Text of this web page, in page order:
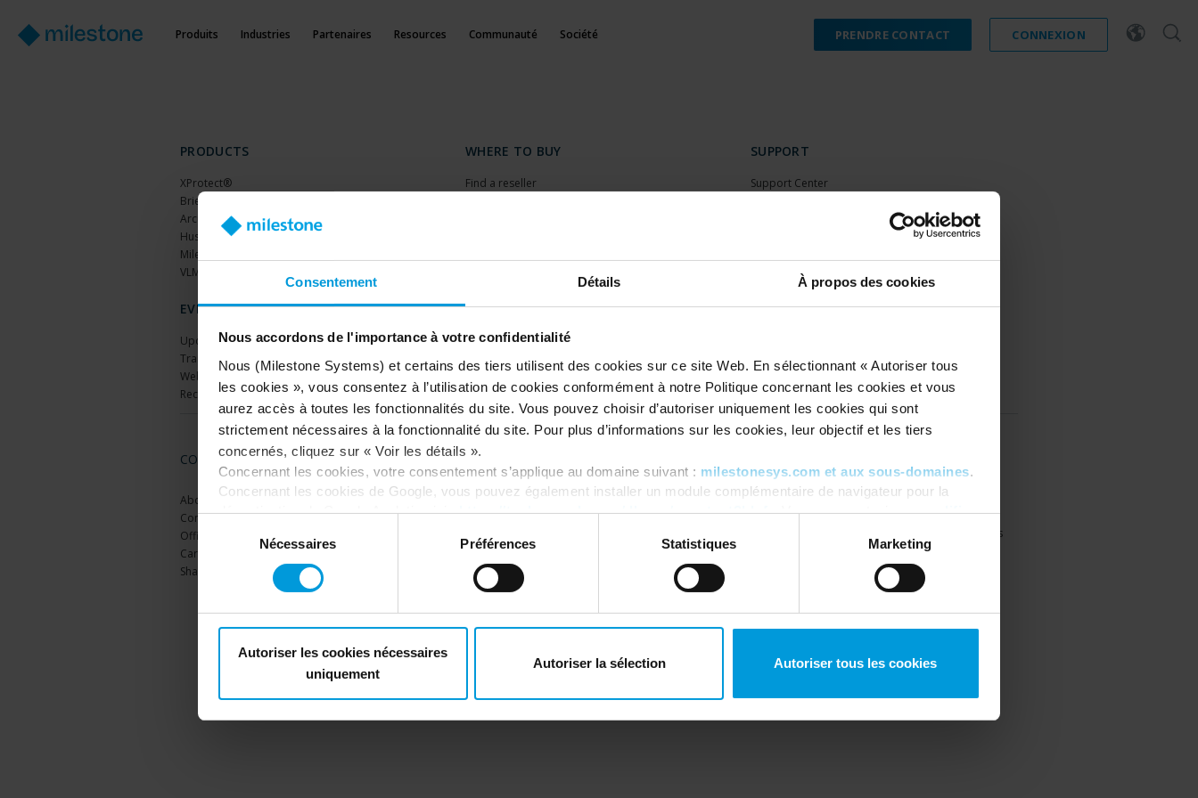
Consentement Détails À propos des cookies
Nous accordons de l'importance à votre confidentialité
Nous (Milestone Systems) et certains des tiers utilisent des cookies sur ce site Web. En sélectionnant « Autoriser tous
les cookies », vous consentez à l’utilisation de cookies conformément à notre Politique concernant les cookies et vous
aurez accès à toutes les fonctionnalités du site. Vous pouvez choisir d’autoriser uniquement les cookies qui sont
strictement nécessaires à la fonctionnalité du site. Pour plus d’informations sur les cookies, leur objectif et les tiers
concernés, cliquez sur « Voir les détails ».
Concernant les cookies, votre consentement s’applique au domaine suivant : milestonesys.com et aux sous-domaines.
Concernant les cookies de Google, vous pouvez également installer un module complémentaire de navigateur pour la
désactivation de Google Analytics ici :https://tools.google.com/dlpage/gaoptout?hl=fr. Vous pouvez toujoursmodifier
du
consentement
Nécessaires Préférences Statistiques Marketing
Autoriser les cookies nécessaires
uniquement
Autoriser la sélection Autoriser tous les cookies
Produits Industries Partenaires Resources Communauté Société PRENDRE CONTACT CONNEXION
PRODUCTS
XProtect®
BriefCam
Arcules
Husky hardware
Milestone Care™
VLM
WHERE TO BUY
Find a reseller
SUPPORT
Support Center
Download latest Device Pack
EVENTS
Upcoming events
Training Classes
Webinars
Recorded webinars
PARTNERS
Partners
COMPANY
About Us
Contact Us
Offices
Careers
Share your feedback
Terms of Use
Privacy Policy
Cookie Policy
Make a whistleblower report
Modern Slavery Act
Code of Conduct
Copyright © 2026 Milestone Systems A/S. All rights